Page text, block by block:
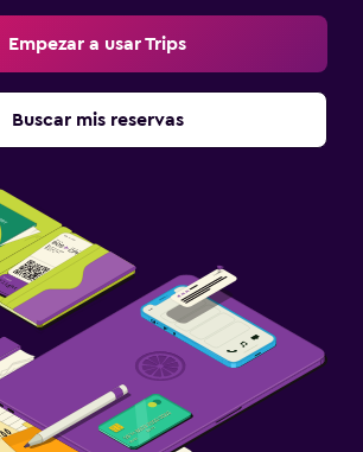
Empezar a usar Trips
Buscar mis reservas